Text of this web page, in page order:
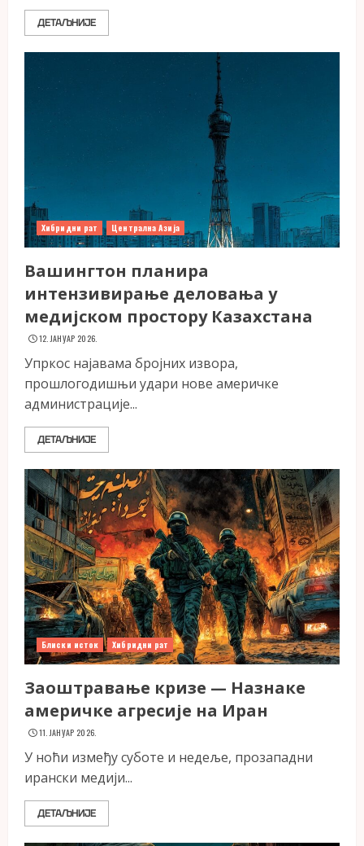
ДЕТАЉНИЈЕ
Хибридни рат Централна Азија
Вашингтон планира
интензивирање деловања у
медијском простору Казахстана
12. ЈАНУАР 2026.
Упркос најавама бројних извора,
прошлогодишњи удари нове америчке
администрације...
ДЕТАЉНИЈЕ
Блиски исток Хибридни рат
Заоштравање кризе — Назнаке
америчке агресије на Иран
11. ЈАНУАР 2026.
У ноћи између суботе и недеље, прозападни
ирански медији...
ДЕТАЉНИЈЕ